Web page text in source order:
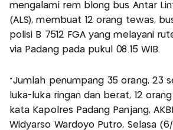
mengalami rem blong bus Antar
(ALS), membuat 12 orang tewas,
polisi B 7512 FGA yang melayani
via Padang pada pukul 08.15 WIB.
“Jumlah penumpang 35 orang, 23
luka-luka ringan dan berat, 12
kata Kapolres Padang Panjang,
Widyarso Wardoyo Putro, Selasa